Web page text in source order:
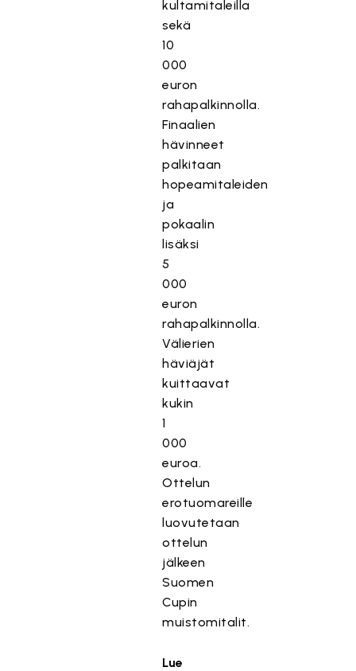
kultamitaleilla
sekä
10
000
euron
rahapalkinnolla.
Finaalien
hävinneet
palkitaan
hopeamitaleiden
ja
pokaalin
lisäksi
5
000
euron
rahapalkinnolla.
Välierien
häviäjät
kuittaavat
kukin
1
000
euroa.
Ottelun
erotuomareille
luovutetaan
ottelun
jälkeen
Suomen
Cupin
muistomitalit.
Lue